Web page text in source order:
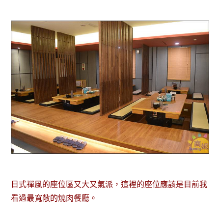
日式禪風的座位區又大又氣派，這裡的座位應該是目前我
看過最寬敞的燒肉餐廳。